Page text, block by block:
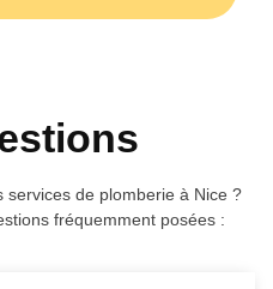
services de plomberie à Nice ?
fréquemment posées :